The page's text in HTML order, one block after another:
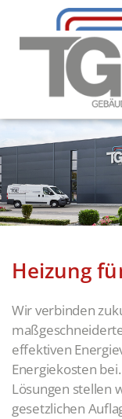
Heizung
Wir verbinden
effektiven
Energiekosten
Lösungen stellen
gesetzlichen